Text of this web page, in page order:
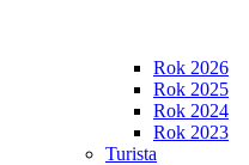
Rok 2026
Rok 2025
Rok 2024
Rok 2023
Turista